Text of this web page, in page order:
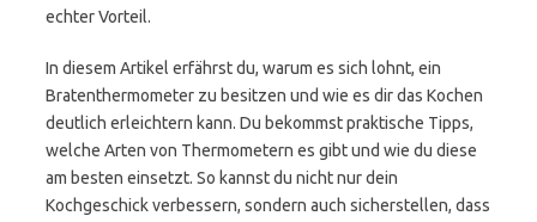
echter Vorteil.
In diesem Artikel erfährst du, warum es sich lohnt, ein
Bratenthermometer zu besitzen und wie es dir das Kochen
deutlich erleichtern kann. Du bekommst praktische Tipps,
welche Arten von Thermometern es gibt und wie du diese
am besten einsetzt. So kannst du nicht nur dein
Kochgeschick verbessern, sondern auch sicherstellen, dass